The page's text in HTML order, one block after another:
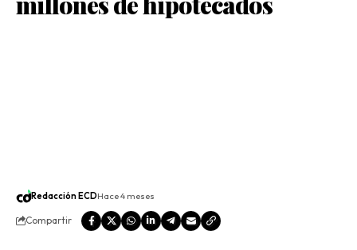
Redacción ECDHace 4 meses
Compartir